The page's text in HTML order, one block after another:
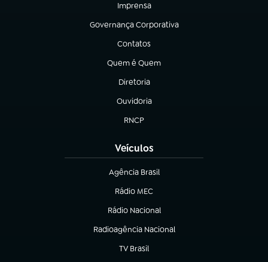
Imprensa
(abre em nova aba)
Governança Corporativa
(abre em nova aba)
Contatos
(abre em nova aba)
Quem é Quem
(abre em nova aba)
Diretoria
(abre em nova aba)
Ouvidoria
(abre em nova aba)
RNCP
(abre em nova aba)
Veículos
Agência Brasil
(abre em nova aba)
Rádio MEC
Rádio Nacional
(abre em nova aba)
Radioagência Nacional
(abre em nova aba)
TV Brasil
(abre em nova aba)